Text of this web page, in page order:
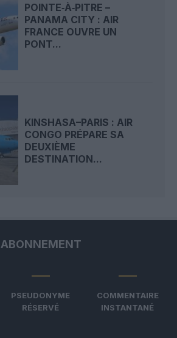
POINTE‑À‑PITRE –
PANAMA CITY : AIR
FRANCE OUVRE UN
PONT...
KINSHASA–PARIS : AIR
CONGO PRÉPARE SA
DEUXIÈME
DESTINATION...
ABONNEMENT
PSEUDONYME
RÉSERVÉ
COMMENTAIRE
INSTANTANÉ